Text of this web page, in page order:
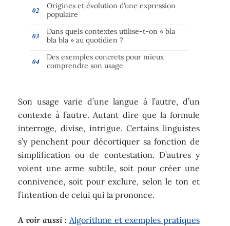
Origines et évolution d’une expression
populaire
Dans quels contextes utilise-t-on « bla
bla bla » au quotidien ?
Des exemples concrets pour mieux
comprendre son usage
Son usage varie d’une langue à l’autre, d’un
contexte à l’autre. Autant dire que la formule
interroge, divise, intrigue. Certains linguistes
s’y penchent pour décortiquer sa fonction de
simplification ou de contestation. D’autres y
voient une arme subtile, soit pour créer une
connivence, soit pour exclure, selon le ton et
l’intention de celui qui la prononce.
A voir aussi : Algorithme et exemples pratiques